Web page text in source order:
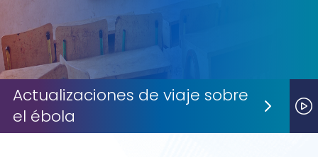
Actualizaciones de viaje sobre
el ébola
Next